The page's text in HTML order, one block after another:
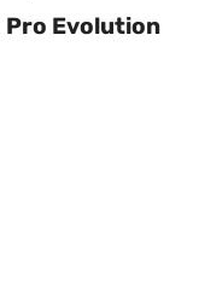
Pro Evolution